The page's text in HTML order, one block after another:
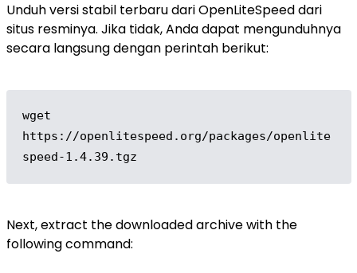
Unduh versi stabil terbaru dari OpenLiteSpeed ​​dari
situs resminya. Jika tidak, Anda dapat mengunduhnya
secara langsung dengan perintah berikut:
wget
https://openlitespeed.org/packages/openlite
speed-1.4.39.tgz
Next, extract the downloaded archive with the
following command: